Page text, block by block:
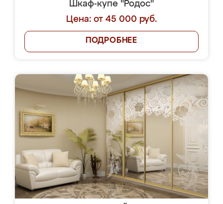
Шкаф-купе "Родос"
Цена: от 45 000 руб.
ПОДРОБНЕЕ